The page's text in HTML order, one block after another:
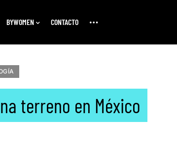
BYWOMEN CONTACTO
terreno en México